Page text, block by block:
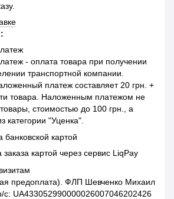
- оплата товара при получении
транспортной компании.
платеж составляет 20 грн. +
товара. Наложенным платежом не
стоимостью до 100 грн., а
категории "Уценка".
картой
картой через сервис LiqPay
предоплата). ФЛП Шевченко Михаил
с: UA433052990000026007046202426